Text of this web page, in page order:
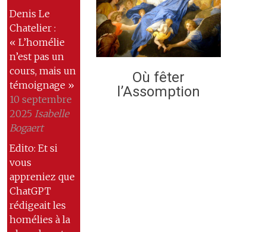
Denis Le
Chatelier :
« L’homélie
n’est pas un
cours, mais un
témoignage »
10 septembre
2025 Isabelle
Bogaert
Edito: Et si
vous
appreniez que
ChatGPT
rédigeait les
homélies à la
Où fêter
l’Assomption